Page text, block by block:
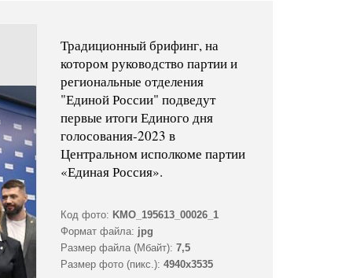
Традиционный брифинг, на
котором руководство партии и
региональные отделения
"Единой России" подведут
первые итоги Единого дня
голосования-2023 в
Центральном исполкоме партии
«Единая Россия».
Код фото: KMO_195613_00026_1
Формат файла: jpg
Размер файла (Мбайт): 7,5
Размер фото (пикс.): 4940x3535